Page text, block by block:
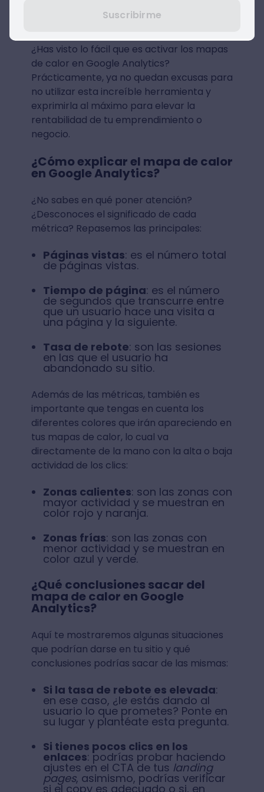
tus informes sobre el mapa de
¿Has visto lo fácil que es activar los mapas
de calor en Google Analytics?
Prácticamente, ya no quedan excusas para
no utilizar esta increíble herramienta y
exprimirla al máximo para elevar la
rentabilidad de tu emprendimiento o
negocio.
¿Cómo explicar el mapa de calor
en Google Analytics?
¿No sabes en qué poner atención?
¿Desconoces el significado de cada
métrica? Repasemos las principales:
Páginas vistas: es el número total
de páginas vistas.
Tiempo de página: es el número
de segundos que transcurre entre
que un usuario hace una visita a
una página y la siguiente.
Tasa de rebote: son las sesiones
en las que el usuario ha
abandonado su sitio.
Además de las métricas, también es
importante que tengas en cuenta los
diferentes colores que irán apareciendo en
tus mapas de calor, lo cual va
directamente de la mano con la alta o baja
actividad de los clics:
Zonas calientes: son las zonas con
mayor actividad y se muestran en
color rojo y naranja.
Zonas frías: son las zonas con
menor actividad y se muestran en
color azul y verde.
¿Qué conclusiones sacar del
mapa de calor en Google
Analytics?
Aquí te mostraremos algunas situaciones
que podrían darse en tu sitio y qué
conclusiones podrías sacar de las mismas:
Si la tasa de rebote es elevada:
en ese caso, ¿le estás dando al
usuario lo que prometes? Ponte en
su lugar y plantéate esta pregunta.
Si tienes pocos clics en los
enlaces: podrías probar haciendo
ajustes en el CTA de tus landing
pages, asimismo, podrías verificar
si el copy es adecuado o si, en
Suscribirme